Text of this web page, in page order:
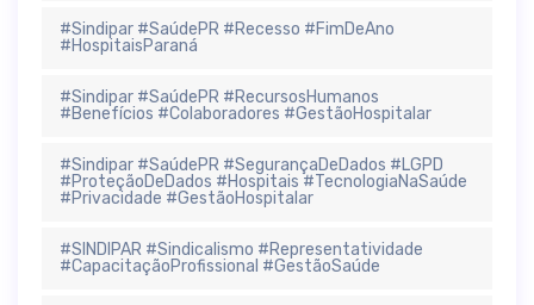
#Sindipar #SaúdePR #Recesso #FimDeAno
#HospitaisParaná
#Sindipar #SaúdePR #RecursosHumanos
#Benefícios #Colaboradores #GestãoHospitalar
#Sindipar #SaúdePR #SegurançaDeDados #LGPD
#ProteçãoDeDados #Hospitais #TecnologiaNaSaúde
#Privacidade #GestãoHospitalar
#SINDIPAR #Sindicalismo #Representatividade
#CapacitaçãoProfissional #GestãoSaúde